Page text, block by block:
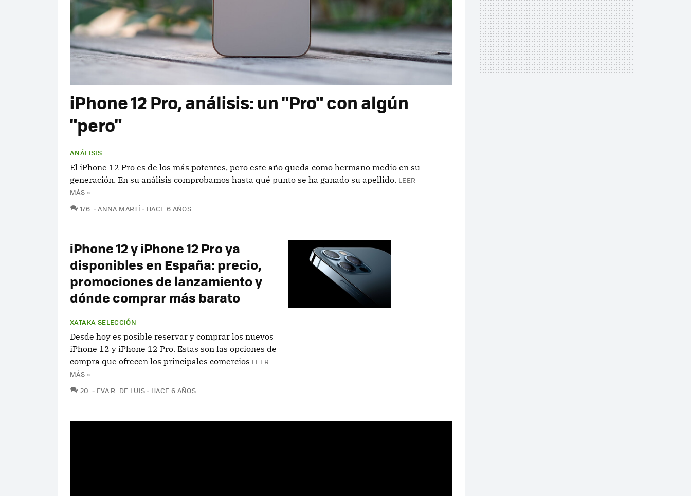
iPhone 12 Pro, análisis: un "Pro" con algún
"pero"
ANÁLISIS
El iPhone 12 Pro es de los más potentes, pero este año queda como hermano medio en su
generación. En su análisis comprobamos hasta qué punto se ha ganado su apellido. LEER
MÁS »
176 COMENTARIOS
ANNA MARTÍ HACE 6 AÑOS
iPhone 12 y iPhone 12 Pro ya
disponibles en España: precio,
promociones de lanzamiento y
dónde comprar más barato
XATAKA SELECCIÓN
Desde hoy es posible reservar y comprar los nuevos
iPhone 12 y iPhone 12 Pro. Estas son las opciones de
compra que ofrecen los principales comercios LEER
MÁS »
20 COMENTARIOS
EVA R. DE LUIS HACE 6 AÑOS